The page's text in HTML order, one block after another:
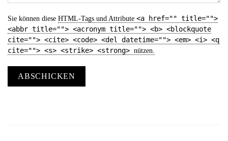
Sie können diese HTML-Tags und Attribute <a href="" title="">
<abbr title=""> <acronym title=""> <b> <blockquote
cite=""> <cite> <code> <del datetime=""> <em> <i> <q
cite=""> <s> <strike> <strong> nützen.
ABSCHICKEN